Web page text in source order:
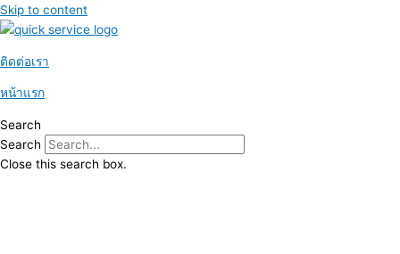
Skip to content
ติดต่อเรา
หน้าแรก
Search
Search
Close this search box.